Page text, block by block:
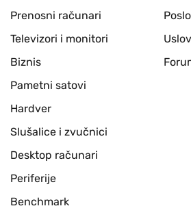
Prenosni računari
Televizori i monitori
Biznis
Pametni satovi
Hardver
Slušalice i zvučnici
Desktop računari
Periferije
Benchmark